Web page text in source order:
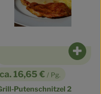
zum Warenkorb
, Preis:
ca. 16,65 € / Pg.
Putenschnitzel 2